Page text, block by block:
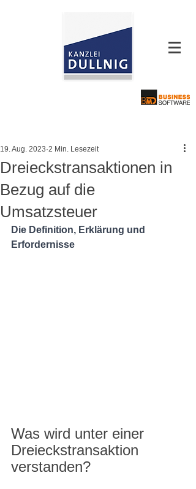
Dreieckstransaktionen in
Bezug auf die
Umsatzsteuer
19. Aug. 2023 2 Min. Lesezeit
Die Definition, Erklärung und
Erfordernisse
Was wird unter einer
Dreieckstransaktion
verstanden?